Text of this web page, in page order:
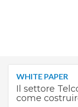
WHITE PAPER
Il settore
come